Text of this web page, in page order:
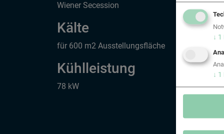
Wiener Secession
Kälte
für 600 m2 Ausstellungsfläche
Kühlleistung
78 kW
↓ 1
↓ 1